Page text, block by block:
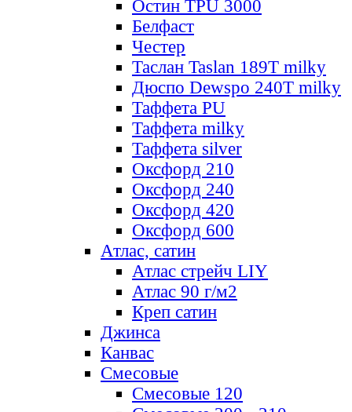
Остин TPU 3000
Белфаст
Честер
Таслан Taslan 189T milky
Дюспо Dewspo 240T milky
Таффета PU
Таффета milky
Таффета silver
Оксфорд 210
Оксфорд 240
Оксфорд 420
Оксфорд 600
Атлас, сатин
Атлас стрейч LIY
Атлас 90 г/м2
Креп сатин
Джинса
Канвас
Смесовые
Смесовые 120